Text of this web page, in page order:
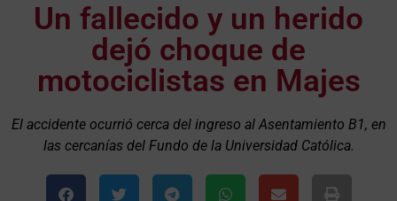
Un fallecido y un herido
dejó choque de
motociclistas en Majes
El accidente ocurrió cerca del ingreso al Asentamiento B1, en
las cercanías del Fundo de la Universidad Católica.